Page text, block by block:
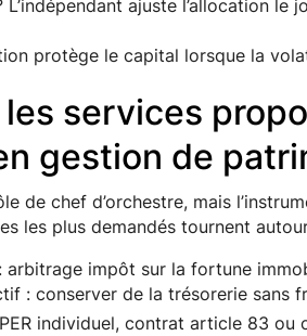
ajuste l’allocation le
protège le capital lorsque la
services
gestion de
de chef d’orchestre, mais
les plus demandés tournent
: arbitrage impôt sur la fortune
: conserver de la trésorerie sans
individuel, contrat article 83 ou